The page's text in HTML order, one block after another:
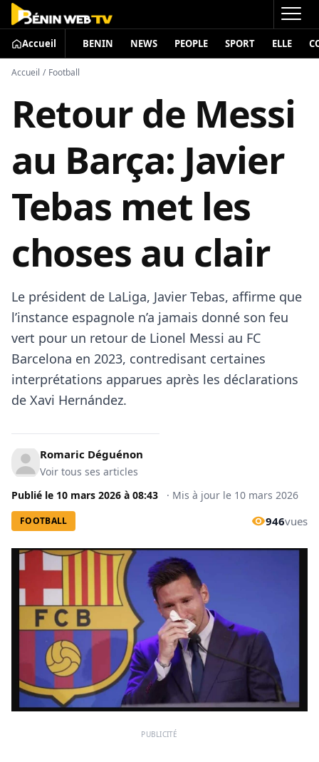
Accueil BENIN NEWS PEOPLE SPORT ELLE
Accueil / Football
Retour de Messi
au Barça: Javier
Tebas met les
choses au clair
Le président de LaLiga, Javier Tebas, affirme que
l’instance espagnole n’a jamais donné son feu
vert pour un retour de Lionel Messi au FC
Barcelona en 2023, contredisant certaines
interprétations apparues après les déclarations
de Xavi Hernández.
Romaric Déguénon
Voir tous ses articles
Publié le 10 mars 2026 à 08:43 · Mis à jour le 10 mars 2026
FOOTBALL 946vues
PUBLICITÉ